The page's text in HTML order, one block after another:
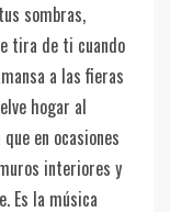
sombras,
tira de ti cuando
a las fieras
hogar al
en ocasiones
interiores y
Es la música